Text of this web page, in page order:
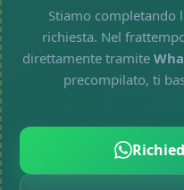
Stiamo completando
richiesta. Nel
direttamente tramite
precompilato, ti